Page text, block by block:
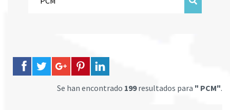
Se han encontrado 199resultados para " PCM".